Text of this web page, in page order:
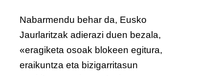
Nabarmendu behar da, Eusko
Jaurlaritzak adierazi duen bezala,
«eragiketa osoak blokeen egitura,
eraikuntza eta bizigarritasun